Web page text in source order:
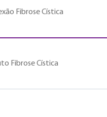
Fibrose Cística
Fibrose Cística